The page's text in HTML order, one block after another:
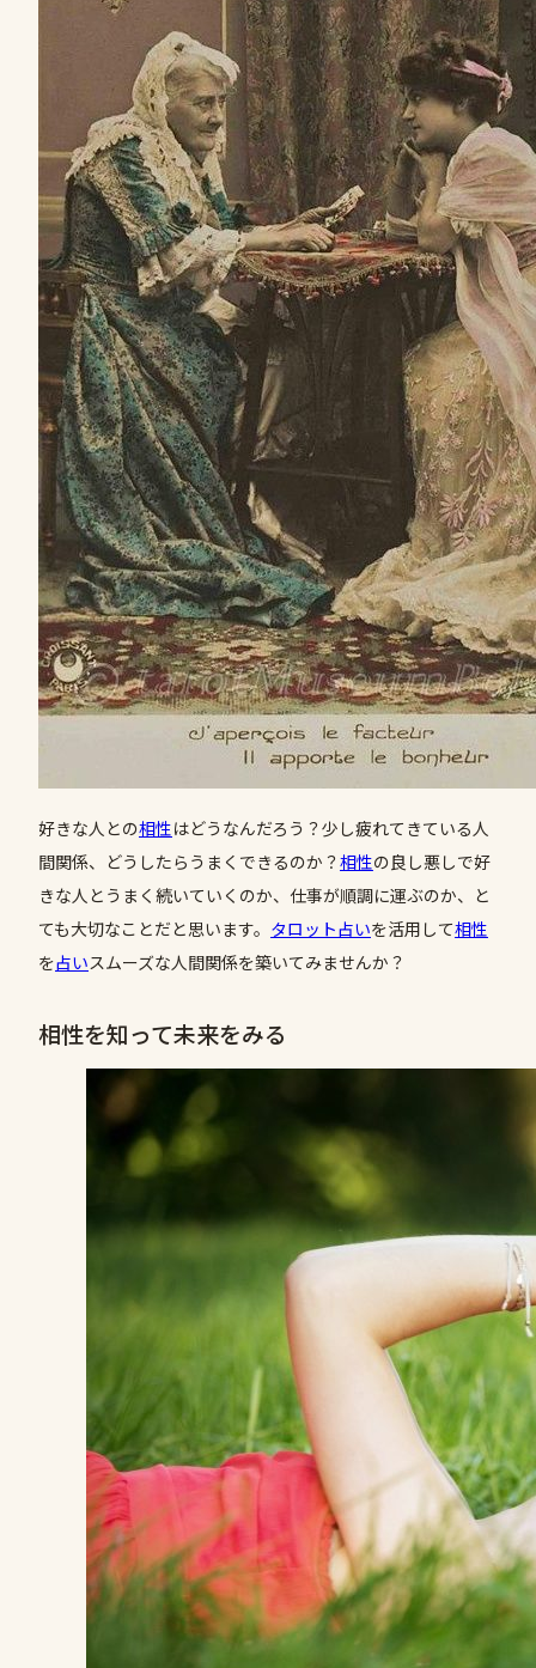
好きな人との相性はどうなんだろう？少し疲れてきている人
間関係、どうしたらうまくできるのか？相性の良し悪しで好
きな人とうまく続いていくのか、仕事が順調に運ぶのか、と
ても大切なことだと思います。 タロット占いを活用して相性
を占いスムーズな人間関係を築いてみませんか？
相性を知って未来をみる